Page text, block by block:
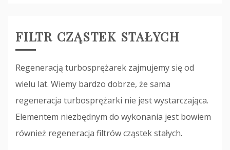
FILTR CZĄSTEK STAŁYCH
Regeneracją turbosprężarek zajmujemy się od
wielu lat. Wiemy bardzo dobrze, że sama
regeneracja turbosprężarki nie jest wystarczająca.
Elementem niezbędnym do wykonania jest bowiem
również regeneracja filtrów cząstek stałych.